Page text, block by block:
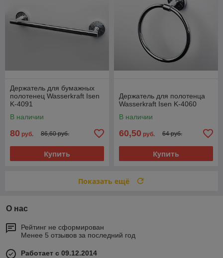
Держатель для бумажных
полотенец Wasserkraft Isen
K-4091
В наличии
80 руб. 86,60 руб.
Купить
Держатель для полотенца
Wasserkraft Isen K-4060
В наличии
60,50 руб. 64 руб.
Купить
Показать ещё
О нас
Рейтинг не сформирован
Менее 5 отзывов за последний год
Работает с 09.12.2014